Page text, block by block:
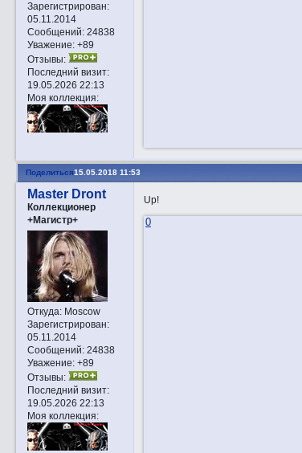
Зарегистрирован:
05.11.2014
Сообщений:24838
Уважение: +89
Отзывы:
Последний визит:
19.05.2026 22:13
Моя коллекция:
Поделиться15.05.2018 11:53
Master Dront
Коллекционер
+Магистр+
Откуда:Moscow
Зарегистрирован:
05.11.2014
Сообщений:24838
Уважение: +89
Отзывы:
Последний визит:
19.05.2026 22:13
Моя коллекция:
Up!
0